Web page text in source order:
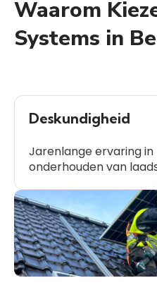
Waarom
Systems in
Deskundigheid
Jarenlange ervaring
onderhouden van